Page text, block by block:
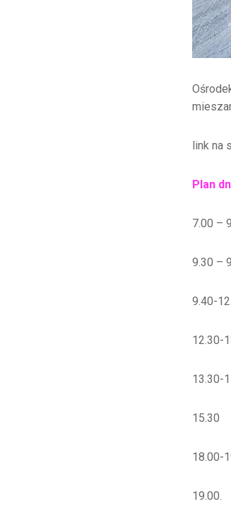
link na
Plan
7.00 –
9.30 –
9.40-
12.30-
13.30-
18.00-